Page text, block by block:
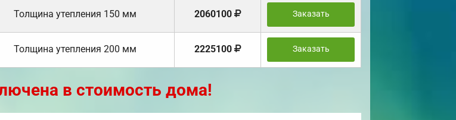
Толщина утепления 150 мм 2060100 Заказать
Толщина утепления 200 мм 2225100 Заказать
в стоимость дома!